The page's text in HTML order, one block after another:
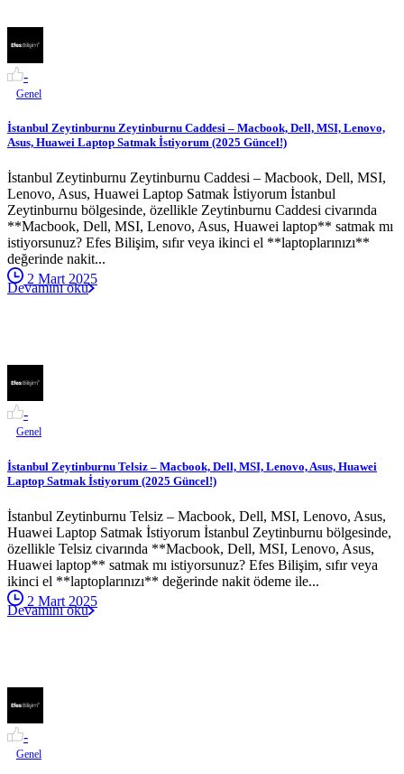
-
Genel
İstanbul Zeytinburnu Zeytinburnu Caddesi – Macbook, Dell, MSI, Lenovo,
Asus, Huawei Laptop Satmak İstiyorum (2025 Güncel!)
İstanbul Zeytinburnu Zeytinburnu Caddesi – Macbook, Dell, MSI,
Lenovo, Asus, Huawei Laptop Satmak İstiyorum İstanbul
Zeytinburnu bölgesinde, özellikle Zeytinburnu Caddesi civarında
**Macbook, Dell, MSI, Lenovo, Asus, Huawei laptop** satmak mı
istiyorsunuz? Efes Bilişim, sıfır veya ikinci el **laptoplarınızı**
değerinde nakit...
2 Mart 2025
Devamını oku
-
Genel
İstanbul Zeytinburnu Telsiz – Macbook, Dell, MSI, Lenovo, Asus, Huawei
Laptop Satmak İstiyorum (2025 Güncel!)
İstanbul Zeytinburnu Telsiz – Macbook, Dell, MSI, Lenovo, Asus,
Huawei Laptop Satmak İstiyorum İstanbul Zeytinburnu bölgesinde,
özellikle Telsiz civarında **Macbook, Dell, MSI, Lenovo, Asus,
Huawei laptop** satmak mı istiyorsunuz? Efes Bilişim, sıfır veya
ikinci el **laptoplarınızı** değerinde nakit ödeme ile...
2 Mart 2025
Devamını oku
-
Genel